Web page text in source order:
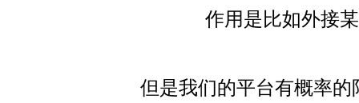
作用是比如外接
但是我们的平台有概率